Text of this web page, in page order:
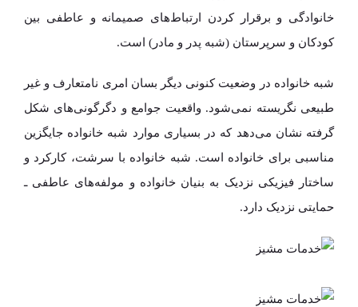
خانوادگی و برقرار کردن ارتباط‌های صمیمانه و عاطفی بین
کودکان و سرپرستان (شبه پدر و مادر) است.
شبه خانواده در وضعیت کنونی دیگر بسان امری نامتعارف و غیر
طبیعی نگریسته نمی‌شود. واقعیت جوامع و دگرگونی‌های شکل
گرفته نشان می‌دهد که در بسیاری موارد شبه خانواده جایگزین
مناسبی برای خانواده‌ است. شبه خانواده با سرشت، کارکرد و
ساختار فیزیکی نزدیک به بنیان‌ خانواده و مولفه‌های عاطفی ـ
حمایتی نزدیک دارد.